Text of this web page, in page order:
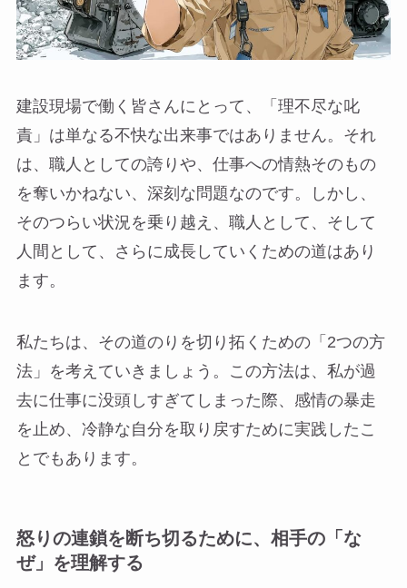
建設現場で働く皆さんにとって、「理不尽な叱
責」は単なる不快な出来事ではありません。それ
は、職人としての誇りや、仕事への情熱そのもの
を奪いかねない、深刻な問題なのです。しかし、
そのつらい状況を乗り越え、職人として、そして
人間として、さらに成長していくための道はあり
ます。
私たちは、その道のりを切り拓くための「2つの方
法」を考えていきましょう。この方法は、私が過
去に仕事に没頭しすぎてしまった際、感情の暴走
を止め、冷静な自分を取り戻すために実践したこ
とでもあります。
怒りの連鎖を断ち切るために、相手の「な
ぜ」を理解する